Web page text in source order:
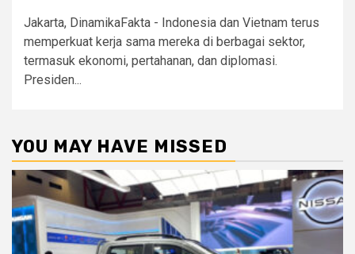
Jakarta, DinamikaFakta - Indonesia dan Vietnam terus
memperkuat kerja sama mereka di berbagai sektor,
termasuk ekonomi, pertahanan, dan diplomasi.
Presiden...
YOU MAY HAVE MISSED